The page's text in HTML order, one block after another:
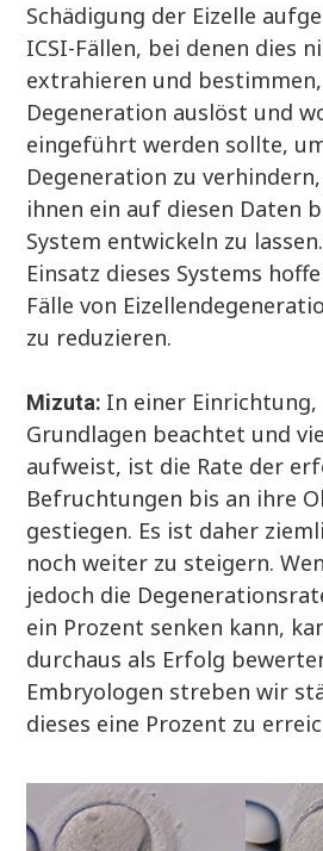
Schädigung der Eizelle
ICSI-Fällen, bei denen dies
extrahieren und
Degeneration auslöst und
eingeführt werden sollte,
Degeneration zu
ihnen ein auf diesen Daten
System entwickeln zu
Einsatz dieses Systems
Fälle von
zu reduzieren.
Mizuta: In einer Einrichtung,
Grundlagen beachtet und
aufweist, ist die Rate der
Befruchtungen bis an ihre
gestiegen. Es ist daher
noch weiter zu steigern.
jedoch die
ein Prozent senken kann,
durchaus als Erfolg
Embryologen streben wir
dieses eine Prozent zu